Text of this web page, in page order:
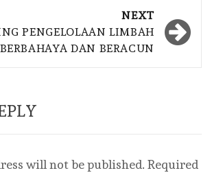
NEXT
PENGELOLAAN LIMBAH
DAN BERACUN
will not be published. Required